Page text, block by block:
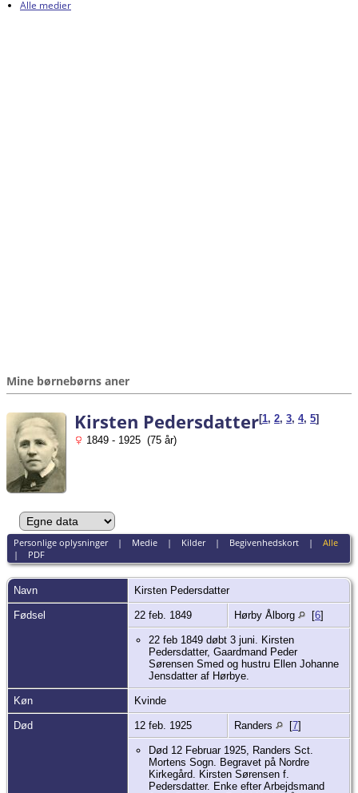
Alle medier
Mine børnebørns aner
Kirsten Pedersdatter[1, 2, 3, 4, 5]
1849 - 1925 (75 år)
Personlige oplysninger| Medie| Kilder| Begivenhedskort| Alle
| PDF
Navn Kirsten Pedersdatter
Fødsel 22 feb. 1849 Hørby Ålborg [6]
22 feb 1849 døbt 3 juni. Kirsten
Pedersdatter, Gaardmand Peder
Sørensen Smed og hustru Ellen Johanne
Jensdatter af Hørbye.
Køn Kvinde
Død 12 feb. 1925 Randers [7]
Død 12 Februar 1925, Randers Sct.
Mortens Sogn. Begravet på Nordre
Kirkegård. Kirsten Sørensen f.
Pedersdatter. Enke efter Arbejdsmand